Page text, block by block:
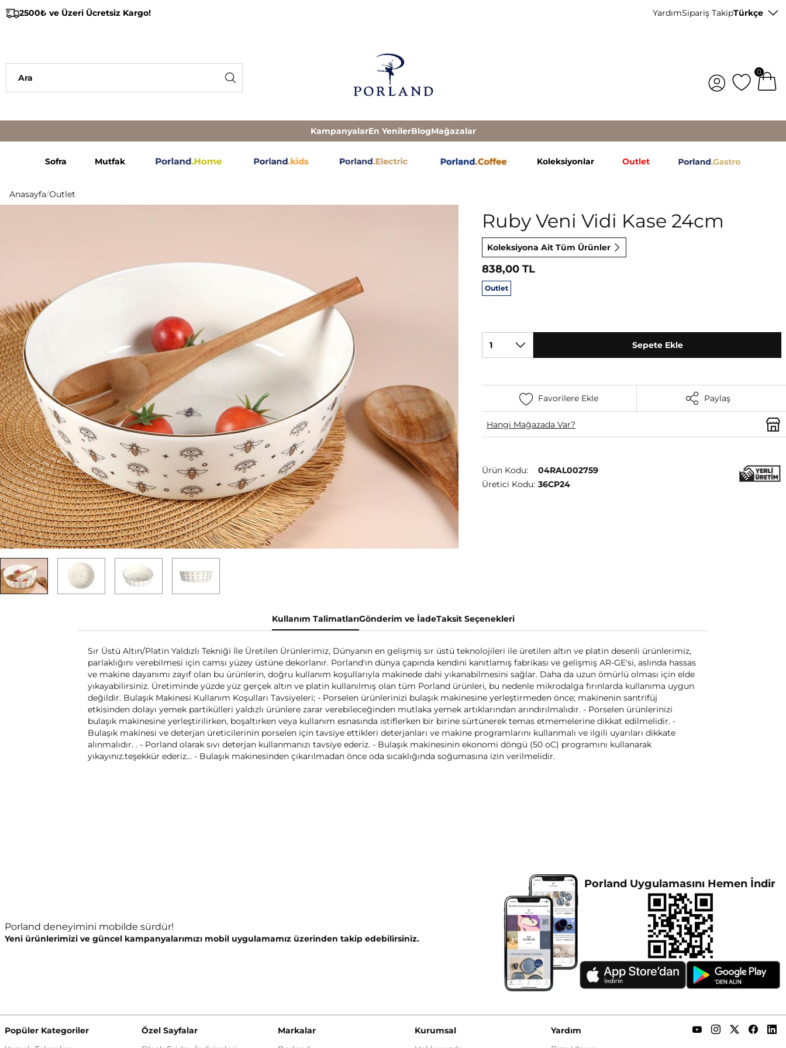
2500₺ ve Üzeri Ücretsiz Kargo! YardımSipariş TakipTürkçe
0
KampanyalarEn YenilerBlogMağazalar
Sofra Mutfak Koleksiyonlar Outlet
Anasayfa/Outlet
Ruby Veni Vidi Kase 24cm
Koleksiyona Ait Tüm Ürünler
838,00 TL
Outlet
1 Sepete Ekle
Favorilere Ekle Paylaş
Hangi Mağazada Var?
Ürün Kodu:
04RAL002759
Üretici Kodu: 36CP24
Kullanım TalimatlarıGönderim ve İadeTaksit Seçenekleri
Sır Üstü Altın/Platin Yaldızlı Tekniği İle Üretilen Ürünlerimiz, Dünyanın en gelişmiş sır üstü teknolojileri ile üretilen altın ve platin desenli ürünlerimiz,
parlaklığını verebilmesi için camsı yüzey üstüne dekorlanır. Porland'ın dünya çapında kendini kanıtlamış fabrikası ve gelişmiş AR-GE'si, aslında hassas
ve makine dayanımı zayıf olan bu ürünlerin, doğru kullanım koşullarıyla makinede dahi yıkanabilmesini sağlar. Daha da uzun ömürlü olması için elde
yıkayabilirsiniz. Üretiminde yüzde yüz gerçek altın ve platin kullanılmış olan tüm Porland ürünleri, bu nedenle mikrodalga fırınlarda kullanıma uygun
değildir. Bulaşık Makinesi Kullanım Koşulları Tavsiyeleri; - Porselen ürünlerinizi bulaşık makinesine yerleştirmeden önce; makinenin santrifüj
etkisinden dolayı yemek partikülleri yaldızlı ürünlere zarar verebileceğinden mutlaka yemek artıklarından arındırılmalıdır. - Porselen ürünlerinizi
bulaşık makinesine yerleştirilirken, boşaltırken veya kullanım esnasında istiflerken bir birine sürtünerek temas etmemelerine dikkat edilmelidir. -
Bulaşık makinesi ve deterjan üreticilerinin porselen için tavsiye ettikleri deterjanları ve makine programlarını kullanmalı ve ilgili uyarıları dikkate
alınmalıdır. . - Porland olarak sıvı deterjan kullanmanızı tavsiye ederiz. - Bulaşık makinesinin ekonomi döngü (50 oC) programını kullanarak
yıkayınız.teşekkür ederiz... - Bulaşık makinesinden çıkarılmadan önce oda sıcaklığında soğumasına izin verilmelidir.
Porland deneyimini mobilde sürdür!
Yeni ürünlerimizi ve güncel kampanyalarımızı mobil uygulamamız üzerinden takip edebilirsiniz.
Porland Uygulamasını Hemen İndir
Popüler Kategoriler
Markalar
Kurumsal
Yardım
Özel Sayfalar